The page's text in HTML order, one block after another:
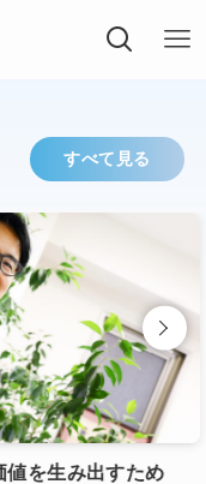
すべて見る
み出すため